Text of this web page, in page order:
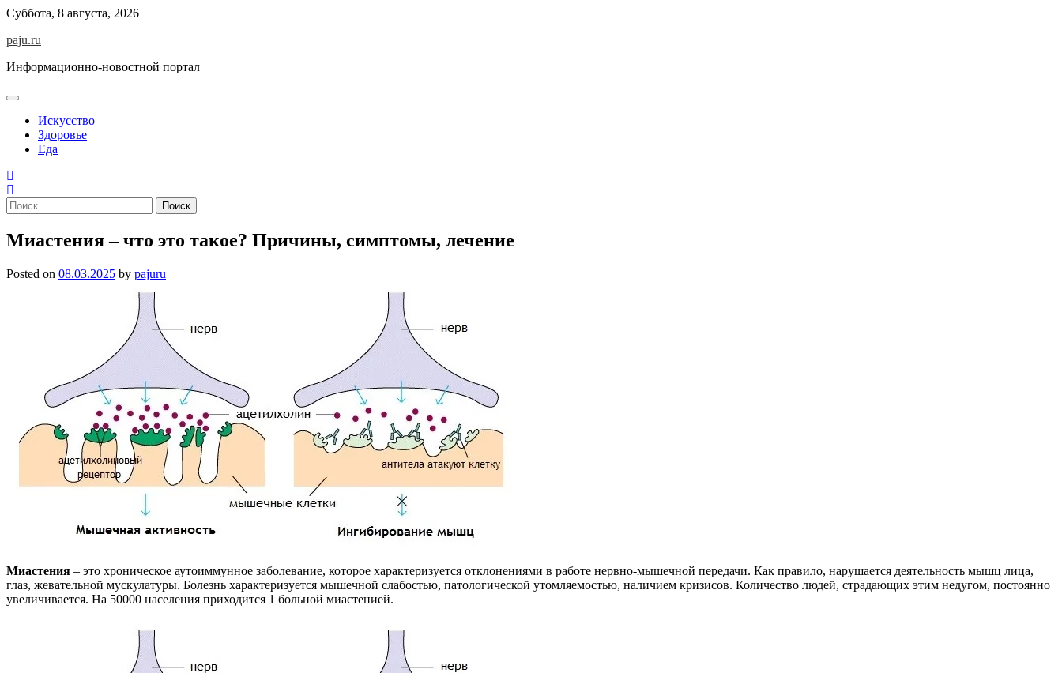
Skip
content
Суббота, 8 августа, 2026
paju.ru
Информационно-новостной портал
Искусство
Здоровье
Еда
Найти:
Миастения – что это такое? Причины, симптомы, лечение
Posted on 08.03.2025 by pajuru
Миастения – это хроническое аутоиммунное заболевание, которое характеризуется отклонениями в работе нервно-мышечной передачи. Как правило, нарушается деятельность мышц лица,
глаз, жевательной мускулатуры. Болезнь характеризуется мышечной слабостью, патологической утомляемостью, наличием кризисов. Количество людей, страдающих этим недугом, постоянно
увеличивается. На 50000 населения приходится 1 больной миастенией.